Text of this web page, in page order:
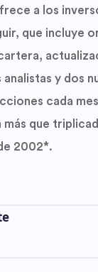
a los
que incluye
y dos
cada
más que
2002*.